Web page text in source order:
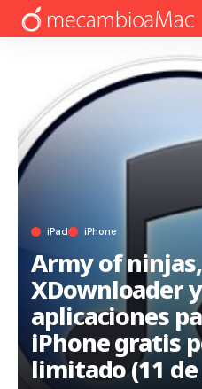
iPad iPhone
Army of
XDownloader
aplicaciones
iPhone gratis
limitado (11